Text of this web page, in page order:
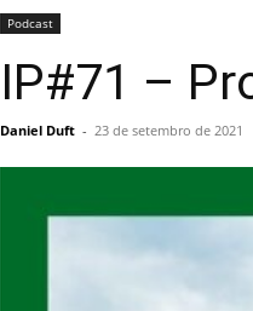
Podcast
IP#71 –
Daniel Duft - 23 de setembro de 2021